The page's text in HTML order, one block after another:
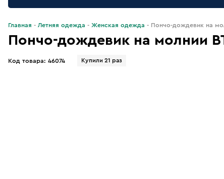
Главная Летняя одежда Женская одежда Пончо-дождевик на
Пончо-дождевик на молнии
Код товара: 46074 Купили 21 раз